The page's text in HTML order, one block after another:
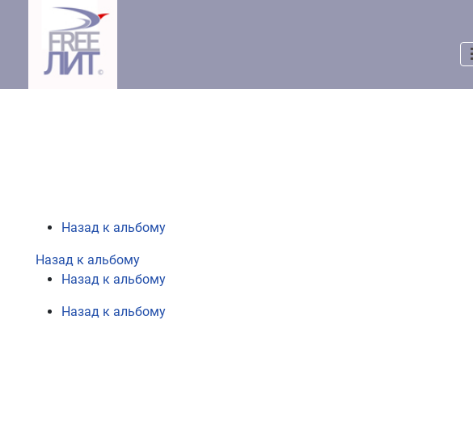
Назад к альбому
Назад к альбому
Назад к альбому
Назад к альбому